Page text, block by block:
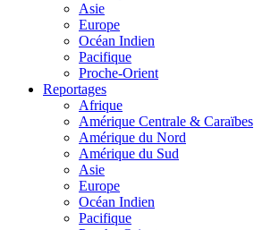
Asie
Europe
Océan Indien
Pacifique
Proche-Orient
Reportages
Afrique
Amérique Centrale & Caraïbes
Amérique du Nord
Amérique du Sud
Asie
Europe
Océan Indien
Pacifique